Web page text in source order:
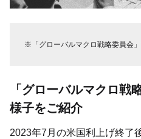
※「グローバルマクロ戦略委員会
「グローバルマクロ戦
様子をご紹介
2023年7月の米国利上げ終了